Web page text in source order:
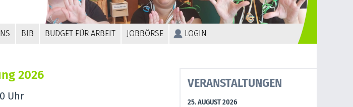
BIB BUDGET FÜR ARBEIT JOBBÖRSE LOGIN
2026
Uhr
VERANSTALTUNGEN
25. AUGUST 2026